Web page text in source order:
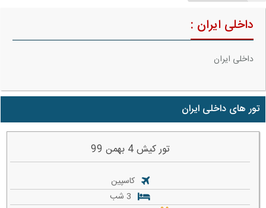
داخلی ایران :
داخلی ایران
تور های داخلی ایران
تور کیش 4 بهمن 99
کاسپین